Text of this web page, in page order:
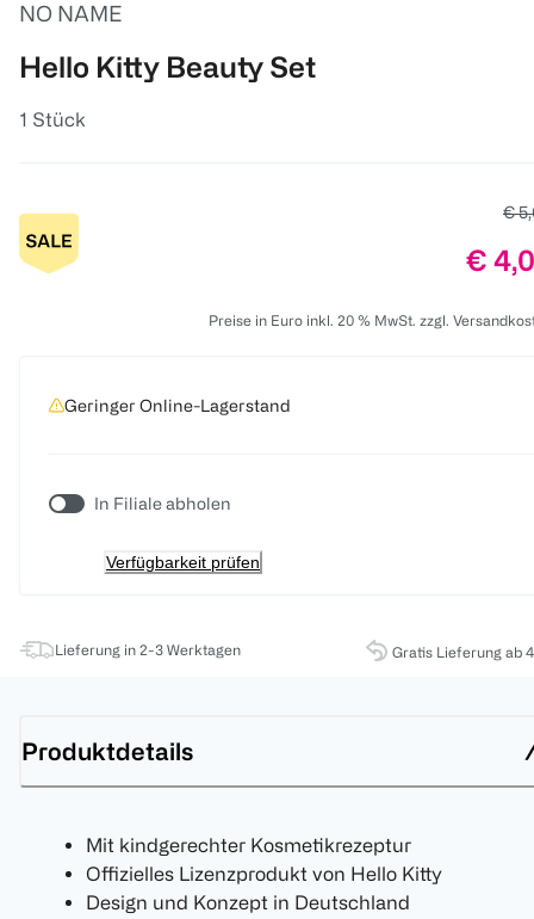
NO NAME
Hello Kitty Beauty Set
1 Stück
€
€
Preise in Euro inkl. 20 % MwSt. zzgl.
Geringer Online-Lagerstand
In Filiale abholen
Verfügbarkeit prüfen
Lieferung in 2-3 Werktagen Gratis Lieferung ab
Produktdetails
Mit kindgerechter Kosmetikrezeptur
Offizielles Lizenzprodukt von Hello Kitty
Design und Konzept in Deutschland